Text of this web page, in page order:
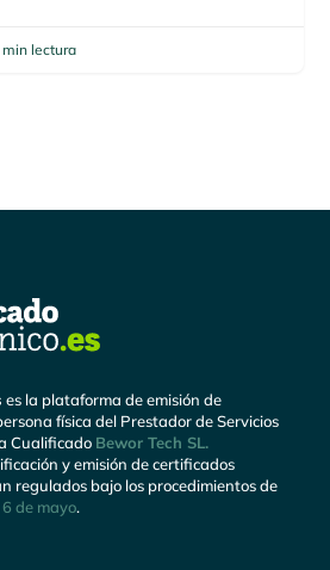
min lectura
es la plataforma de emisión de
física del Prestador de Servicios
Cualificado Bewor Tech SL.
y emisión de certificados
regulados bajo los procedimientos de
de mayo.